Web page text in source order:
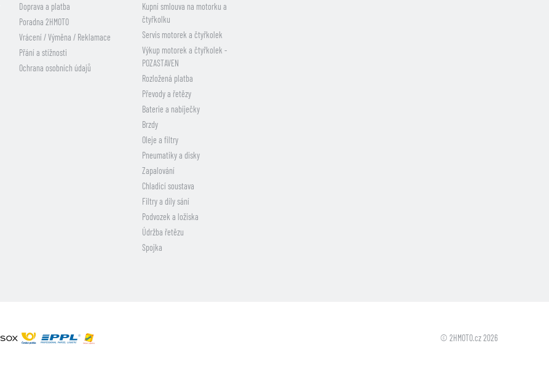
Doprava a platba
Poradna 2HMOTO
Vrácení / Výměna / Reklamace
Přání a stížnosti
Ochrana osobních údajů
Kupní smlouva na motorku a
čtyřkolku
Servis motorek a čtyřkolek
Výkup motorek a čtyřkolek -
POZASTAVEN
Rozložená platba
Převody a řetězy
Baterie a nabíječky
Brzdy
Oleje a filtry
Pneumatiky a disky
Zapalování
Chladicí soustava
Filtry a díly sání
Podvozek a ložiska
Údržba řetězu
Spojka
© 2HMOTO.cz 2026